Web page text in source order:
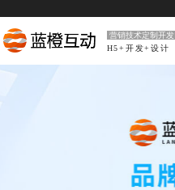
营销技术定制开发
H5+开发+设计